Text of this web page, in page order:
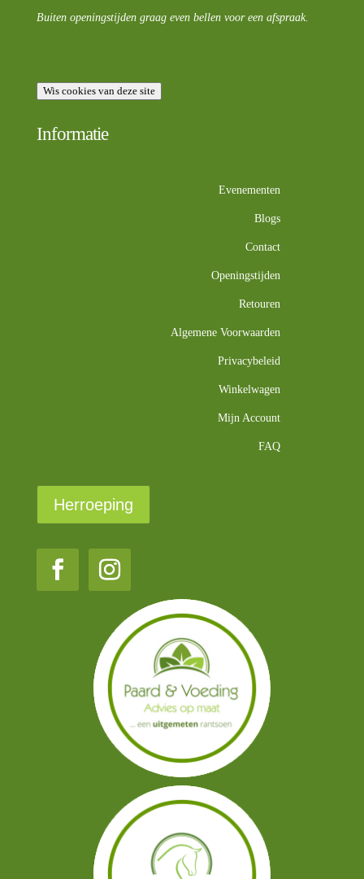
Buiten openingstijden graag even bellen voor een afspraak.
Wis cookies van deze site
Informatie
Evenementen
Blogs
Contact
Openingstijden
Retouren
Algemene Voorwaarden
Privacybeleid
Winkelwagen
Mijn Account
FAQ
Herroeping